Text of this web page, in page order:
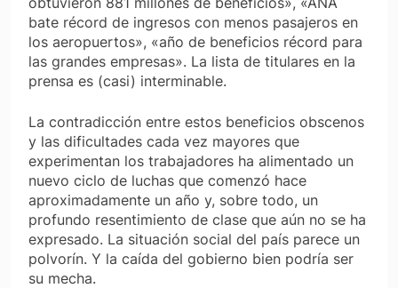
bate récord de ingresos con menos pasajeros en
los aeropuertos», «año de beneficios récord para
las grandes empresas». La lista de titulares en la
prensa es (casi) interminable.
La contradicción entre estos beneficios obscenos
y las dificultades cada vez mayores que
experimentan los trabajadores ha alimentado un
nuevo ciclo de luchas que comenzó hace
aproximadamente un año y, sobre todo, un
profundo resentimiento de clase que aún no se ha
expresado. La situación social del país parece un
polvorín. Y la caída del gobierno bien podría ser
su mecha.